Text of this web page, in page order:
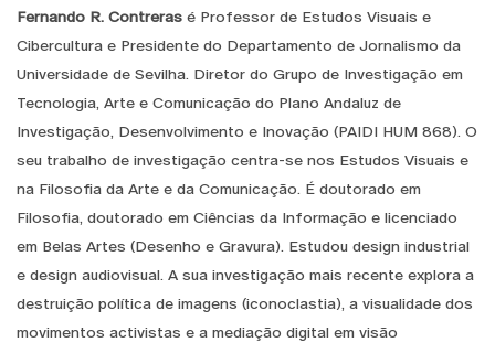
Fernando R. Contreras é Professor de Estudos Visuais e
Cibercultura e Presidente do Departamento de Jornalismo da
Universidade de Sevilha. Diretor do Grupo de Investigação em
Tecnologia, Arte e Comunicação do Plano Andaluz de
Investigação, Desenvolvimento e Inovação (PAIDI HUM 868). O
seu trabalho de investigação centra-se nos Estudos Visuais e
na Filosofia da Arte e da Comunicação. É doutorado em
Filosofia, doutorado em Ciências da Informação e licenciado
em Belas Artes (Desenho e Gravura). Estudou design industrial
e design audiovisual. A sua investigação mais recente explora a
destruição política de imagens (iconoclastia), a visualidade dos
movimentos activistas e a mediação digital em visão